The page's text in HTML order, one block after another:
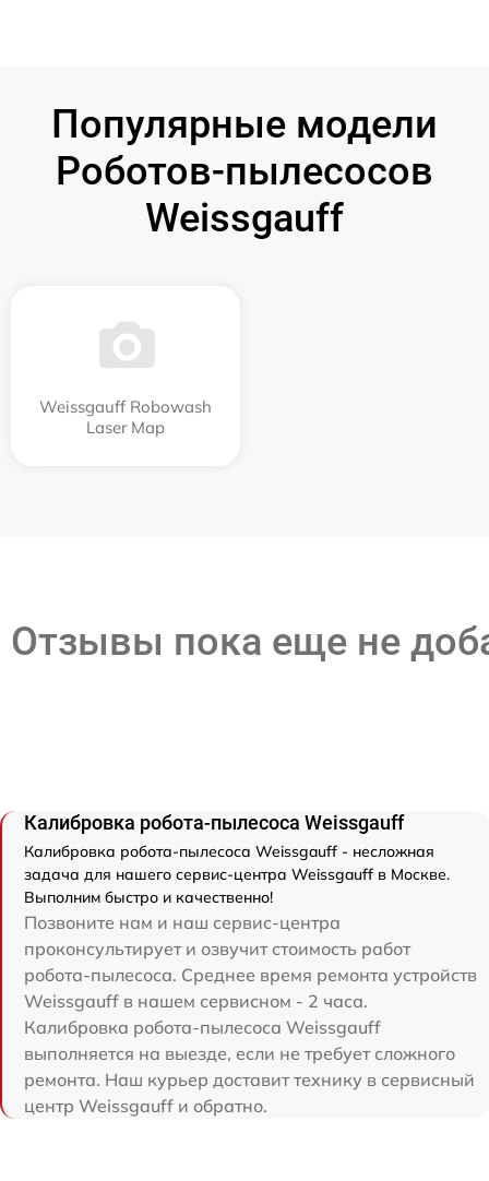
Популярные модели
Роботов-пылесосов
Weissgauff
Weissgauff Robowash
Laser Map
Отзывы пока еще не
Калибровка робота-пылесоса Weissgauff
Калибровка робота-пылесоса Weissgauff - несложная
задача для нашего сервис-центра Weissgauff в Москве.
Выполним быстро и качественно!
Позвоните нам и наш сервис-центра
проконсультирует и озвучит стоимость работ
робота-пылесоса. Среднее время ремонта устройств
Weissgauff в нашем сервисном - 2 часа.
Калибровка робота-пылесоса Weissgauff
выполняется на выезде, если не требует сложного
ремонта. Наш курьер доставит технику в сервисный
центр Weissgauff и обратно.